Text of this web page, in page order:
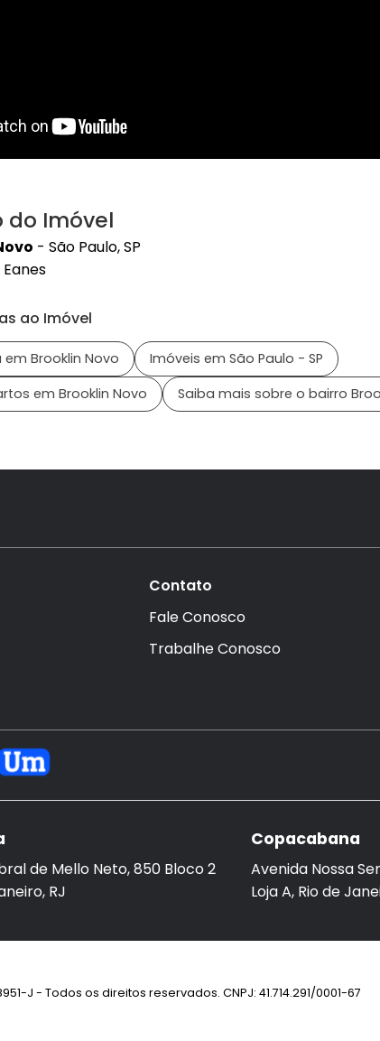
do Imóvel
- São Paulo, SP
ao Imóvel
Brooklin Novo
Imóveis em São Paulo - SP
em Brooklin Novo
Saiba mais sobre o bairro
Contato
Fale Conosco
Trabalhe Conosco
de Mello Neto, 850 Bloco 2
RJ
Copacabana
Avenida Nossa
Loja A, Rio de
J - Todos os direitos reservados. CNPJ: 41.714.291/0001-67